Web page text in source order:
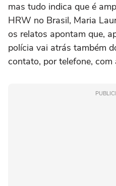
mas tudo indica que é
HRW no Brasil, Maria
os relatos apontam que,
polícia vai atrás também
contato, por telefone, com